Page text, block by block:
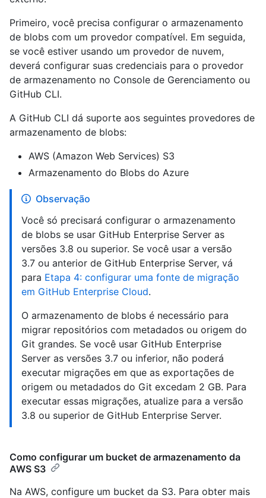
Primeiro, você precisa configurar o armazenamento
de blobs com um provedor compatível. Em seguida,
se você estiver usando um provedor de nuvem,
deverá configurar suas credenciais para o provedor
de armazenamento no Console de Gerenciamento ou
GitHub CLI.
A GitHub CLI dá suporte aos seguintes provedores de
armazenamento de blobs:
AWS (Amazon Web Services) S3
Armazenamento do Blobs do Azure
Observação
Você só precisará configurar o armazenamento
de blobs se usar GitHub Enterprise Server as
versões 3.8 ou superior. Se você usar a versão
3.7 ou anterior de GitHub Enterprise Server, vá
para Etapa 4: configurar uma fonte de migração
em GitHub Enterprise Cloud.
O armazenamento de blobs é necessário para
migrar repositórios com metadados ou origem do
Git grandes. Se você usar GitHub Enterprise
Server as versões 3.7 ou inferior, não poderá
executar migrações em que as exportações de
origem ou metadados do Git excedam 2 GB. Para
executar essas migrações, atualize para a versão
3.8 ou superior de GitHub Enterprise Server.
Como configurar um bucket de armazenamento da
AWS S3
Na AWS, configure um bucket da S3. Para obter mais